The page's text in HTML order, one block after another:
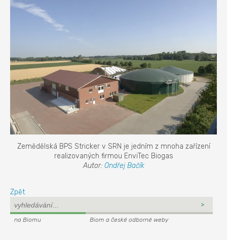
Zemědělská BPS Stricker v SRN je jedním z mnoha zařízení
realizovaných firmou EnviTec Biogas
Autor: Ondřej Bačík
Zpět
na Biomu Biom a české odborné weby